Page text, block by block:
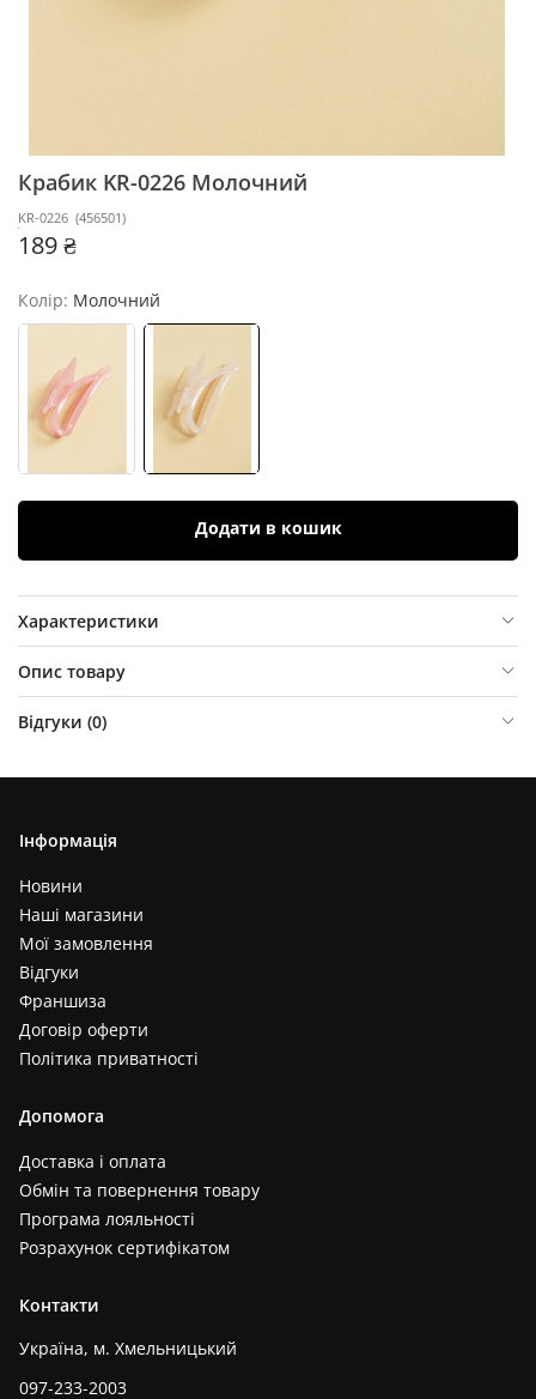
Крабик KR-0226 Молочний
KR-0226 (456501)
189 ₴
Колір: Молочний
Додати в кошик
Характеристики
Опис товару
Відгуки (0)
Інформація
Новини
Наші магазини
Мої замовлення
Відгуки
Франшиза
Договір оферти
Політика приватності
Допомога
Доставка і оплата
Обмін та повернення товару
Програма лояльності
Розрахунок сертифікатом
Контакти
Україна, м. Хмельницький
097-233-2003